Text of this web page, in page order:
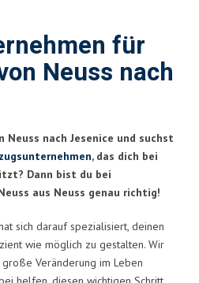
für
Neuss nach
Neuss nach Jesenice und suchst
, das dich bei
Dann bist du bei
aus Neuss genau richtig!
sich darauf spezialisiert, deinen
wie möglich zu gestalten. Wir
Veränderung im Leben